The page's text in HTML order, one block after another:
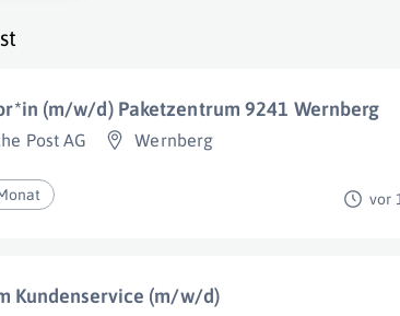
(m/w/d) Paketzentrum 9241 Wernberg
Post AG Wernberg
vor
Kundenservice (m/w/d)